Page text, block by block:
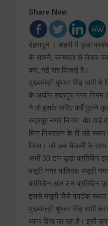
Share Now
देहरादून । शहरों में कूड़ा
के सामने, स्वच्छता से लेकर
कर, नई राह दिखाई है।
मुख्यमंत्री पुष्कर सिंह धामी ने
के अधीन रुद्रपुर नगर निगम
ने तो इसके जरिए वर्षों पुराने
रुद्रपुर नगर निगमः 40 वार्ड
बिना निस्तारण के ही लंबे
किया। जो अब बिजली के साथ
अभी 30 टन कूड़ा प्रतिदिन
मसूरी नगर पालिकाः मसूरी
प्रतिदिन आठ टन प्रतिदिन
इससे मसूरी जैसे पयर्टक स्थल
मुख्यमंत्री पुष्कर सिंह धामी
ध्यान दिया जा रहा है। इसी